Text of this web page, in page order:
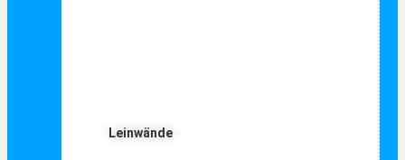
Leinwände